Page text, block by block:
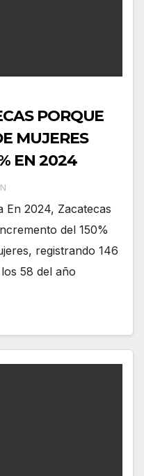
PORQUE
MUJERES
EN 2024
2024, Zacatecas
del 150%
registrando 146
58 del año